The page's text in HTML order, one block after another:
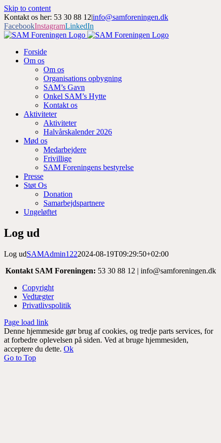
Skip to content
Kontakt os her: 53 30 88 12|info@samforeningen.dk
FacebookInstagramLinkedIn
Forside
Om os
Om os
Organisations opbygning
SAM’s Gavn
Onkel SAM’s Hytte
Kontakt os
Aktiviteter
Aktiviteter
Halvårskalender 2026
Mød os
Medarbejdere
Frivillige
SAM Foreningens bestyrelse
Presse
Støt Os
Donation
Samarbejdspartnere
Ungeløftet
Log ud
Log udSAMAdmin1222024-08-19T09:29:50+02:00
Kontakt SAM Foreningen: 53 30 88 12 | info@samforeningen.dk
Copyright
Vedtægter
Privatlivspolitik
Page load link
Denne hjemmeside gør brug af cookies, og tredje parts services, for
at forbedre oplevelsen på siden. Ved at bruge hjemmesiden,
acceptere du dette. Ok
Go to Top